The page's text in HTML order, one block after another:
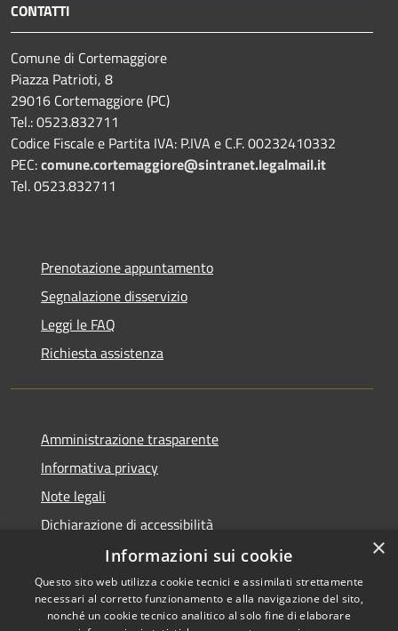
CONTATTI
Comune di Cortemaggiore
Piazza Patrioti, 8
29016 Cortemaggiore (PC)
Tel.: 0523.832711
Codice Fiscale e Partita IVA: P.IVA e C.F. 00232410332
PEC:comune.cortemaggiore@sintranet.legalmail.it
Tel. 0523.832711
Prenotazione appuntamento
Segnalazione disservizio
Leggi le FAQ
Richiesta assistenza
Amministrazione trasparente
Informativa privacy
Note legali
Dichiarazione di accessibilità
Copyright © 2026 • Comune di
×
Informazioni sui cookie
Questo sito web utilizza cookie tecnici e assimilati strettamente
necessari al corretto funzionamento e alla navigazione del sito,
nonché un cookie tecnico analitico al solo fine di elaborare